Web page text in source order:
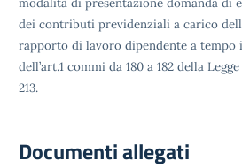
modalità di presentazione domanda di
dei contributi previdenziali a carico
rapporto di lavoro dipendente a tempo
dell’art.1 commi da 180 a 182 della
213.
Documenti allegati